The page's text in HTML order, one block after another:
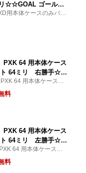
☆☆GOAL ゴール☆L
☆☆ 玄関 ドア 扉 修
パーツ
用本体ケースのみバッ
PXK 64 用本体ケース
ト 64ミリ 右勝手☆☆
錠ケース☆☆ ☆
理 補修 交換☆部品
64 用本体ケースのみ
リ 右勝手
料
PXK 64 用本体ケース
ト 64ミリ 左勝手☆☆
錠ケース☆☆ ☆
理 補修 交換☆部品
64 用本体ケースのみ
リ 左勝手
料